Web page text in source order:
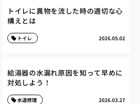
トイレに異物を流した時の適切な心
構えとは
2026.05.02
トイレ
給湯器の水漏れ原因を知って早めに
対処しよう！
2026.03.27
水道修理